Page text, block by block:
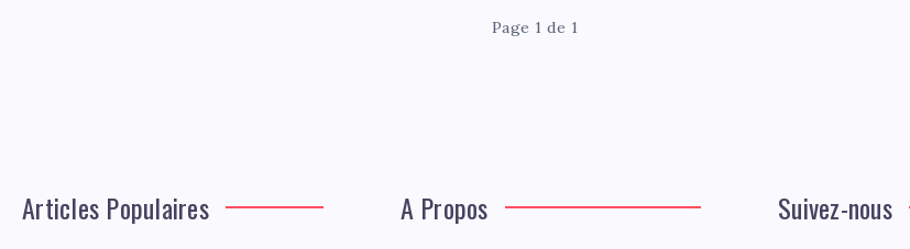
Page 1 de 1
Articles Populaires A Propos Suivez-nous